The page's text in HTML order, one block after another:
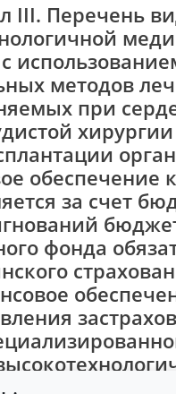
III. Перечень
методов
при
обеспечение
за счет
фонда
помощи,